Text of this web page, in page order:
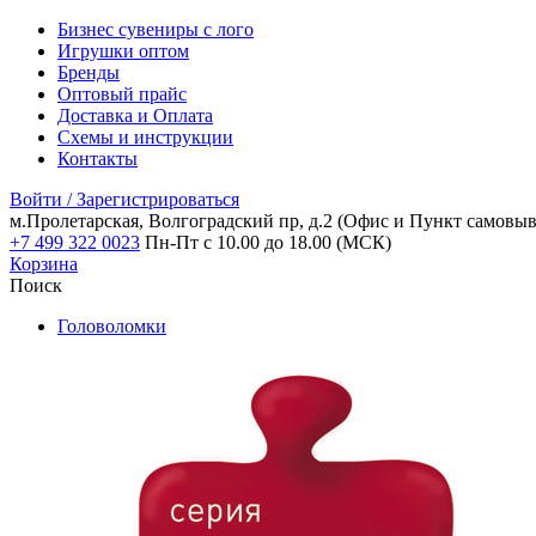
Бизнес сувениры с лого
Игрушки оптом
Бренды
Оптовый прайс
Доставка и Оплата
Схемы и инструкции
Контакты
Войти / Зарегистрироваться
м.Пролетарская, Волгоградский пр, д.2 (Офис и Пункт
+7 499 322 0023 Пн-Пт с 10.00 до 18.00 (МСК)
Корзина
Поиск
Головоломки